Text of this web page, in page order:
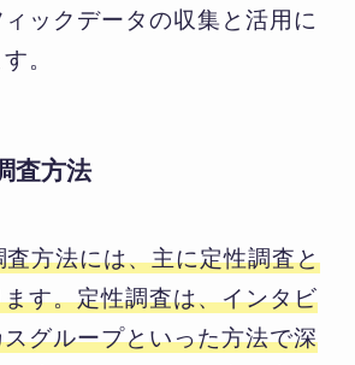
ックデータの収集と活用に
。
査方法
方法には、主に定性調査と
す。定性調査は、インタビ
グループといった方法で深